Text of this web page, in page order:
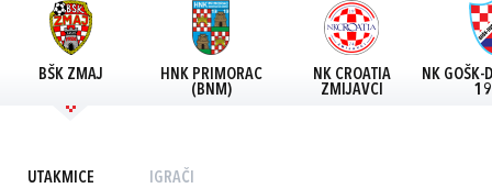
BŠK ZMAJ
HNK PRIMORAC
(BNM)
NK CROATIA
ZMIJAVCI
NK GOŠK-
UTAKMICE IGRAČI